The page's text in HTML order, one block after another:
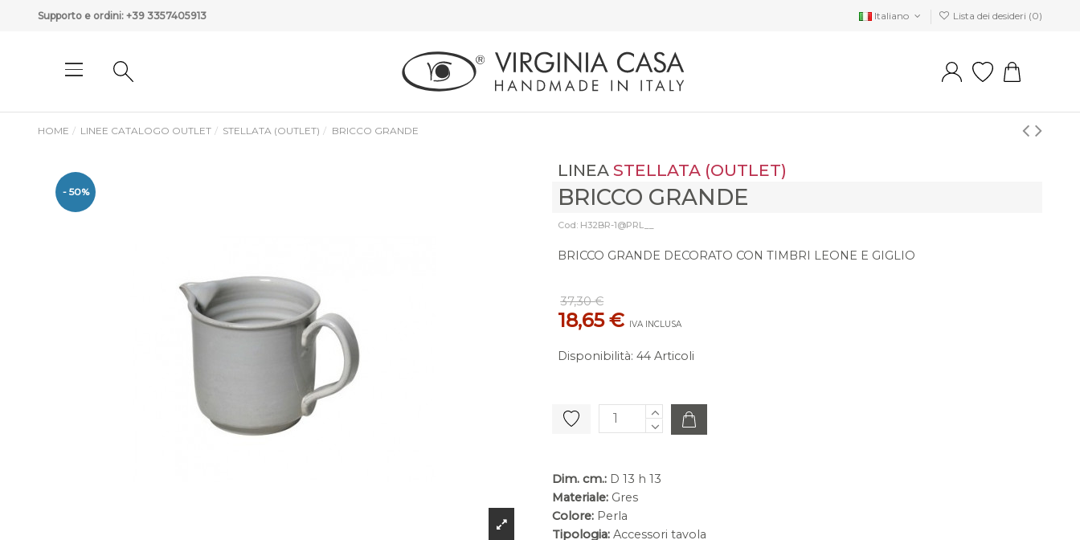
Supporto e ordini: +39 3357405913 Italiano Lista dei desideri (0)
HOME LINEE CATALOGO OUTLET STELLATA (OUTLET) BRICCO GRANDE
- 50%
LINEA STELLATA (OUTLET)
BRICCO GRANDE
Cod: H32BR-1@PRL__
BRICCO GRANDE DECORATO CON TIMBRI LEONE E GIGLIO
37,30 €
18,65 € IVA INCLUSA
Disponibilità: 44 Articoli
Dim. cm.: D 13 h 13
Materiale: Gres
Colore: Perla
Tipologia: Accessori tavola